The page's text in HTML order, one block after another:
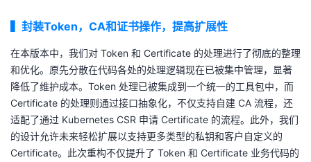
封装Token，CA和证书操作，提高扩展性
在本版本中，我们对 Token 和 Certificate 的处理进行了彻底的整理
和优化。原先分散在代码各处的处理逻辑现在已被集中管理，显著
降低了维护成本。Token 处理已被集成到一个统一的工具包中，而
Certificate 的处理则通过接口抽象化，不仅支持自建 CA 流程，还
适配了通过 Kubernetes CSR 申请 Certificate 的流程。此外，我们
的设计允许未来轻松扩展以支持更多类型的私钥和客户自定义的
Certificate。此次重构不仅提升了 Token 和 Certificate 业务代码的